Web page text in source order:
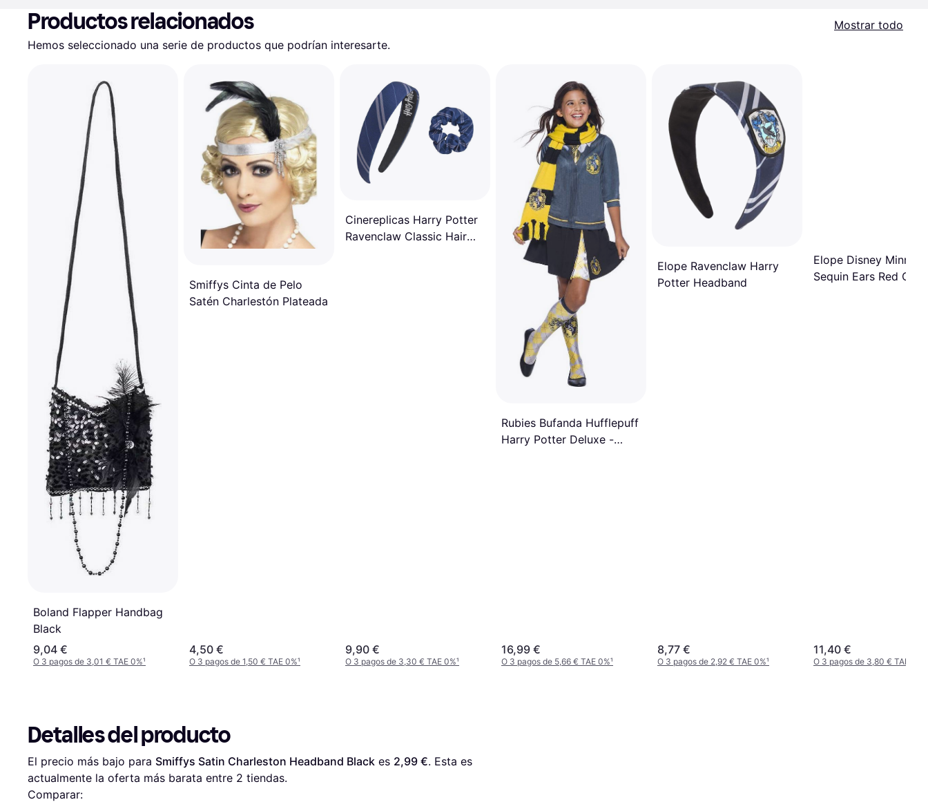
Productos relacionados
Mostrar todo
Hemos seleccionado una serie de productos que podrían interesarte.
Boland Flapper Handbag
Black
9,04 €
O 3 pagos de 3,01 € TAE 0%¹
Smiffys Cinta de Pelo
Satén Charlestón Plateada
4,50 €
O 3 pagos de 1,50 € TAE 0%¹
Cinereplicas Harry Potter
Ravenclaw Classic Hair
9,90 €
O 3 pagos de 3,30 € TAE 0%¹
Rubies Bufanda Hufflepuff
Harry Potter Deluxe -
16,99 €
O 3 pagos de 5,66 € TAE 0%¹
Elope Ravenclaw Harry
Potter Headband
8,77 €
O 3 pagos de 2,92 € TAE 0%¹
Elope Disney Minnie
Sequin Ears Red
11,40 €
O 3 pagos de 3,80 € TAE 0%
Detalles del producto
El precio más bajo para Smiffys Satin Charleston Headband Black es 2,99 €. Esta es
actualmente la oferta más barata entre 2 tiendas.
Comparar: